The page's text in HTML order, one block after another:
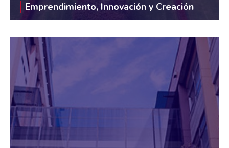
Emprendimiento, Innovación y Creación